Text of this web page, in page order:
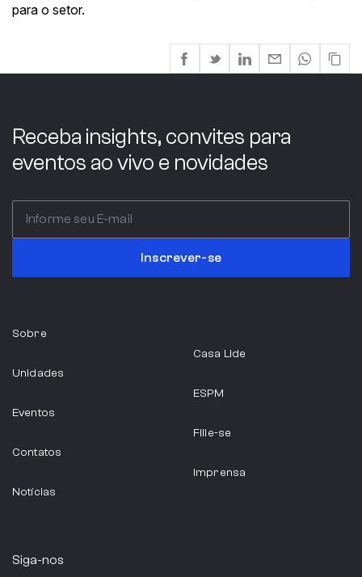
para o setor.
Receba insights, convites para
eventos ao vivo e novidades
Inscrever-se
Sobre
Unidades
Eventos
Contatos
Notícias
Casa Lide
ESPM
Filie-se
Imprensa
Siga-nos